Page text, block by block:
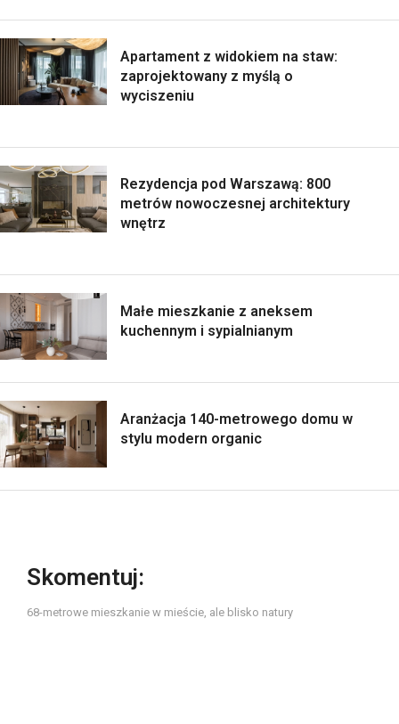
Apartament z widokiem na staw:
zaprojektowany z myślą o
wyciszeniu
Rezydencja pod Warszawą: 800
metrów nowoczesnej architektury
wnętrz
Małe mieszkanie z aneksem
kuchennym i sypialnianym
Aranżacja 140-metrowego domu w
stylu modern organic
Skomentuj:
68-metrowe mieszkanie w mieście, ale blisko natury